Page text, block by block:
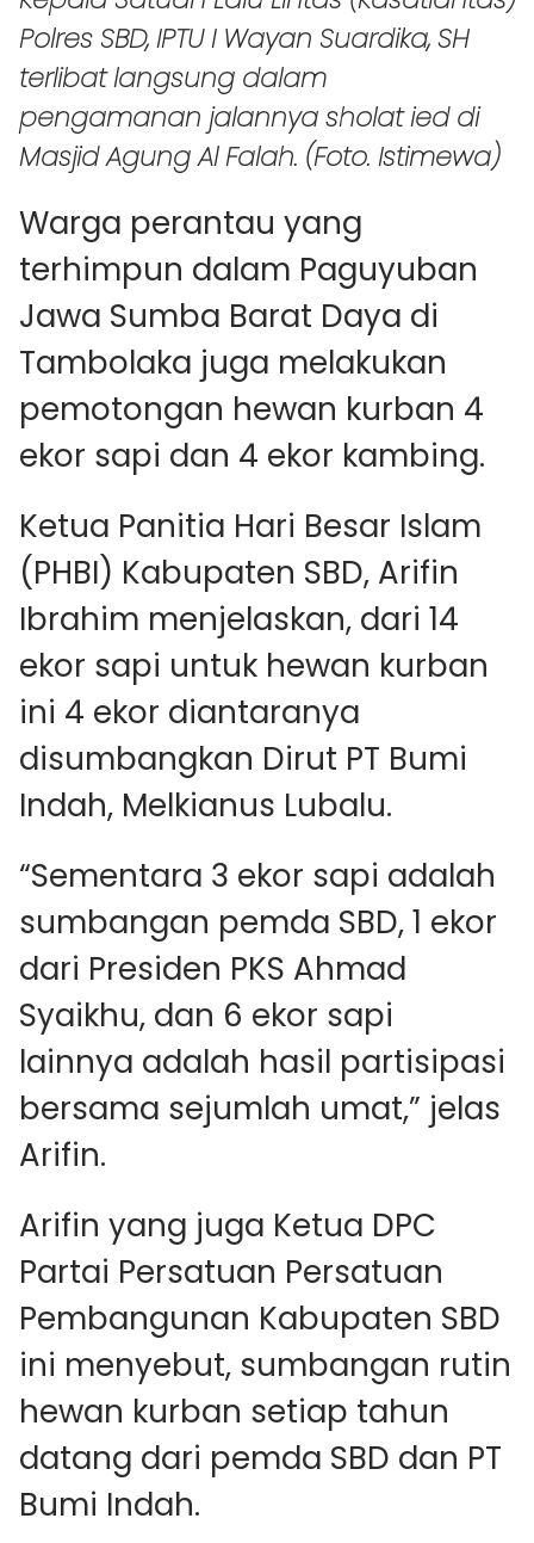
Polres SBD, IPTU I Wayan Suardika, SH
terlibat langsung dalam
pengamanan jalannya sholat ied di
Masjid Agung Al Falah. (Foto. Istimewa)
Warga perantau yang
terhimpun dalam Paguyuban
Jawa Sumba Barat Daya di
Tambolaka juga melakukan
pemotongan hewan kurban 4
ekor sapi dan 4 ekor kambing.
Ketua Panitia Hari Besar Islam
(PHBI) Kabupaten SBD, Arifin
Ibrahim menjelaskan, dari 14
ekor sapi untuk hewan kurban
ini 4 ekor diantaranya
disumbangkan Dirut PT Bumi
Indah, Melkianus Lubalu.
“Sementara 3 ekor sapi adalah
sumbangan pemda SBD, 1 ekor
dari Presiden PKS Ahmad
Syaikhu, dan 6 ekor sapi
lainnya adalah hasil partisipasi
bersama sejumlah umat,” jelas
Arifin.
Arifin yang juga Ketua DPC
Partai Persatuan Persatuan
Pembangunan Kabupaten SBD
ini menyebut, sumbangan rutin
hewan kurban setiap tahun
datang dari pemda SBD dan PT
Bumi Indah.